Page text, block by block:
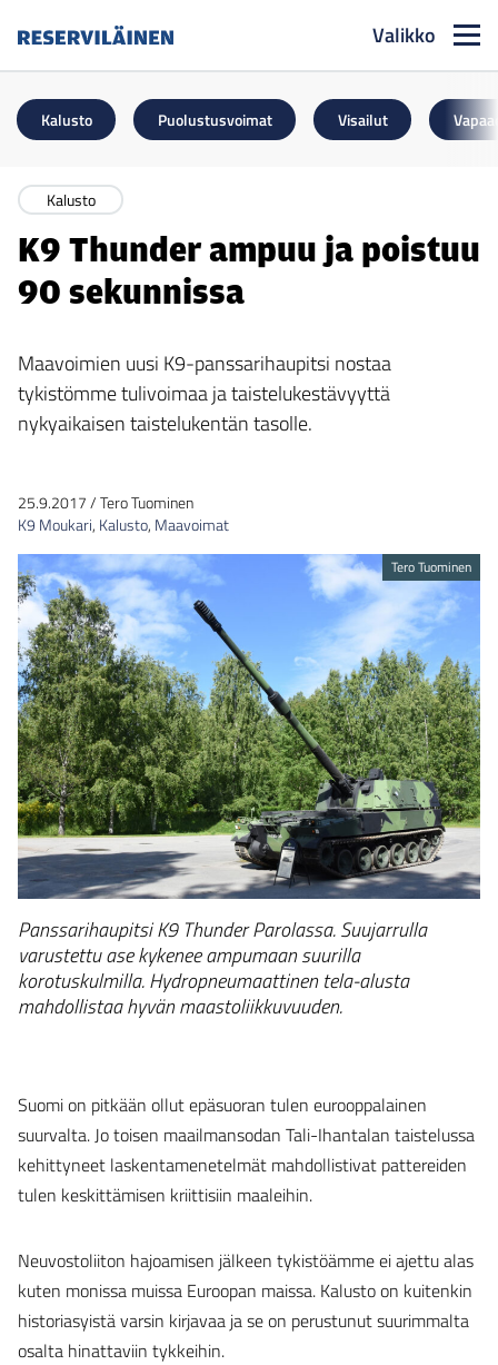
Valikko
Kalusto Puolustusvoimat Visailut
Kalusto
K9 Thunder ampuu ja poistuu
90 sekunnissa
Maavoimien uusi K9-panssarihaupitsi nostaa
tykistömme tulivoimaa ja taistelukestävyyttä
nykyaikaisen taistelukentän tasolle.
25.9.2017/Tero Tuominen
K9 Moukari, Kalusto, Maavoimat
Tero Tuominen
Panssarihaupitsi K9 Thunder Parolassa. Suujarrulla
varustettu ase kykenee ampumaan suurilla
korotuskulmilla. Hydropneumaattinen tela-alusta
mahdollistaa hyvän maastoliikkuvuuden.
Suomi on pitkään ollut epäsuoran tulen eurooppalainen
suurvalta. Jo toisen maailmansodan Tali-Ihantalan taistelussa
kehittyneet laskentamenetelmät mahdollistivat pattereiden
tulen keskittämisen kriittisiin maaleihin.
Neuvostoliiton hajoamisen jälkeen tykistöämme ei ajettu alas
kuten monissa muissa Euroopan maissa. Kalusto on kuitenkin
historiasyistä varsin kirjavaa ja se on perustunut suurimmalta
osalta hinattaviin tykkeihin.